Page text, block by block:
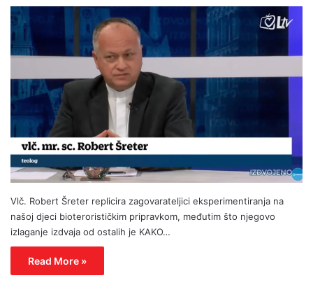
Vlč. Robert Šreter replicira zagovarateljici eksperimentiranja na
našoj djeci bioterorističkim pripravkom, međutim što njegovo
izlaganje izdvaja od ostalih je KAKO…
Read More »